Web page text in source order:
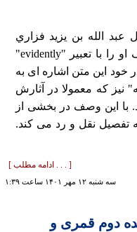
عبد الله بن يزيد فزاري
بخشی از کتاب الرد علی المجسمة تأليف او را با تعبير "evidently"
اين متن اشاره ای به
نيز که معمولا در آثارش
با اين وصف در بخشی از
تفصيل نقل و رد می کند.
[ . . . ادامه مطلب ]
سه شنبه ۱۲ مهر ۱۴۰۱ ساعت ۱:۳۹
دوم قمری و